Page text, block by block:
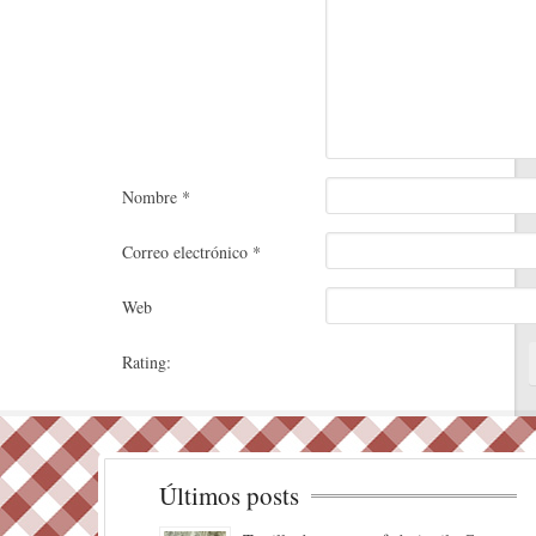
Nombre *
Correo electrónico *
Web
Rating:
Últimos posts